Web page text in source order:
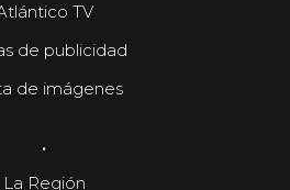
TV
de publicidad
de imágenes
.
La Región